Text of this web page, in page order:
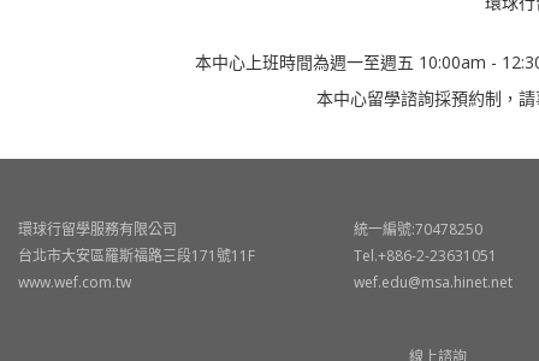
本中心上班時間為週一至週五 10:00am -
本中心留學諮詢採預約制，
環球行留學服務有限公司
台北市大安區羅斯福路三段171號11F
www.wef.com.tw
統一編號:70478250
Tel.+886-2-23631051
wef.edu@msa.hinet.net
線上諮詢